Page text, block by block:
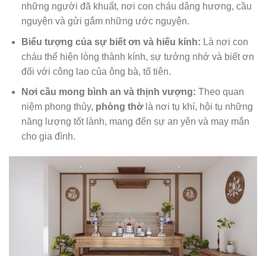
những người đã khuất, nơi con cháu dâng hương, cầu
nguyện và gửi gắm những ước nguyện.
Biểu tượng của sự biết ơn và hiếu kính: Là nơi con
cháu thể hiện lòng thành kính, sự tưởng nhớ và biết ơn
đối với công lao của ông bà, tổ tiên.
Nơi cầu mong bình an và thịnh vượng: Theo quan
niệm phong thủy, phòng thờlà nơi tụ khí, hội tụ những
năng lượng tốt lành, mang đến sự an yên và may mắn
cho gia đình.